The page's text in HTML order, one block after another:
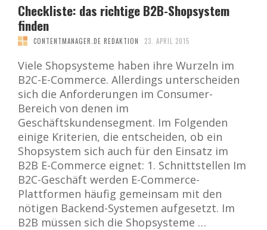
Checkliste: das richtige B2B-Shopsystem
finden
CONTENTMANAGER.DE REDAKTION 23. APRIL 2015
Viele Shopsysteme haben ihre Wurzeln im
B2C-E-Commerce. Allerdings unterscheiden
sich die Anforderungen im Consumer-
Bereich von denen im
Geschäftskundensegment. Im Folgenden
einige Kriterien, die entscheiden, ob ein
Shopsystem sich auch für den Einsatz im
B2B E-Commerce eignet: 1. Schnittstellen Im
B2C-Geschäft werden E-Commerce-
Plattformen häufig gemeinsam mit den
nötigen Backend-Systemen aufgesetzt. Im
B2B müssen sich die Shopsysteme …